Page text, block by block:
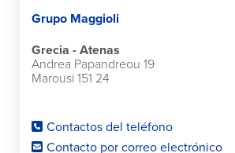
Grupo Maggioli
Grecia - Atenas
Andrea Papandreou 19
Marousi 151 24
Contactos del teléfono
Contacto por correo electrónico